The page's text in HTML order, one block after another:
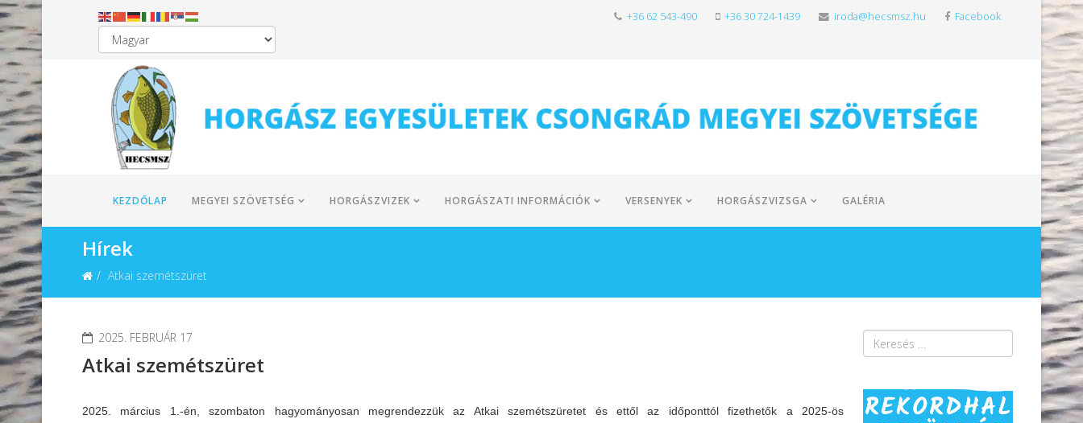
+36 62 543-490 +36 30 724-1439 iroda@hecsmsz.hu Facebook
KEZDŐLAP MEGYEI SZÖVETSÉG HORGÁSZVIZEK HORGÁSZATI INFORMÁCIÓK VERSENYEK HORGÁSZVIZSGA GALÉRIA
Hírek
Atkai szemétszüret
2025. FEBRUÁR 17
Atkai szemétszüret
2025. március 1.-én, szombaton hagyományosan megrendezzük az Atkai szemétszüretet és ettől az időponttól fizethetők a 2025-ös